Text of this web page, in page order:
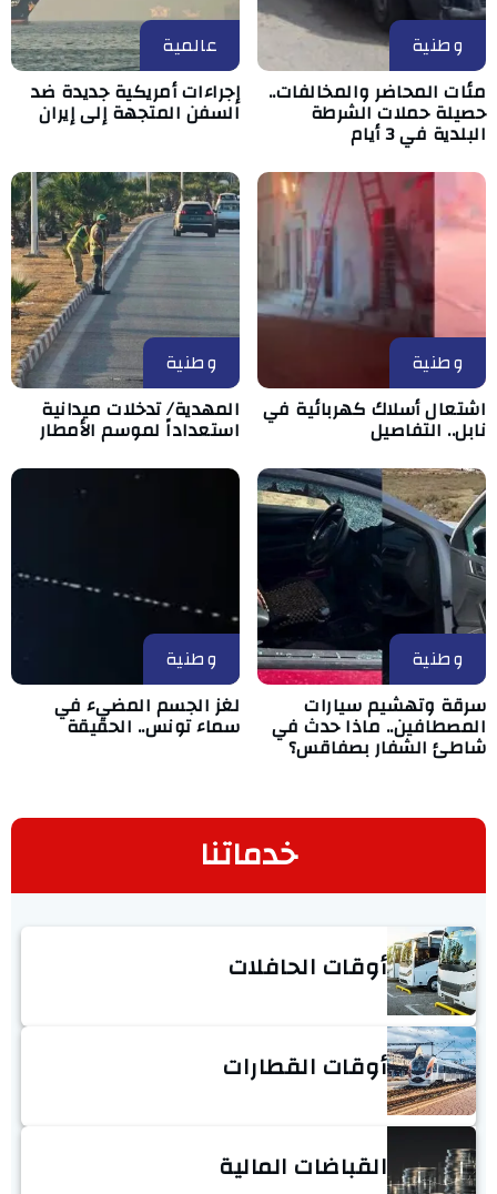
وطنية
مئات المحاضر والمخالفات..
حصيلة حملات الشرطة
البلدية في 3 أيام
عالمية
إجراءات أمريكية جديدة ضد
السفن المتجهة إلى إيران
وطنية
اشتعال أسلاك كهربائية في
نابل.. التفاصيل
وطنية
المهدية/ تدخلات ميدانية
استعداداً لموسم الأمطار
وطنية
سرقة وتهشيم سيارات
المصطافين.. ماذا حدث في
شاطئ الشفار بصفاقس؟
وطنية
لغز الجسم المضيء في
سماء تونس.. الحقيقة
خدماتنا
أوقات الحافلات
أوقات القطارات
القباضات المالية